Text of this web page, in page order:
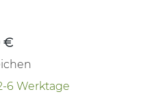
€
6 Werktage